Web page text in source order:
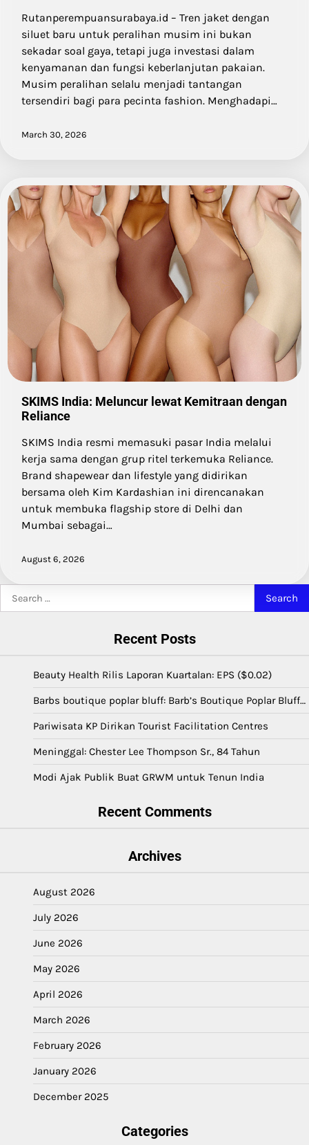
Rutanperempuansurabaya.id – Tren jaket dengan
siluet baru untuk peralihan musim ini bukan
sekadar soal gaya, tetapi juga investasi dalam
kenyamanan dan fungsi keberlanjutan pakaian.
Musim peralihan selalu menjadi tantangan
tersendiri bagi para pecinta fashion. Menghadapi…
March 30, 2026
SKIMS India: Meluncur lewat Kemitraan dengan
Reliance
SKIMS India resmi memasuki pasar India melalui
kerja sama dengan grup ritel terkemuka Reliance.
Brand shapewear dan lifestyle yang didirikan
bersama oleh Kim Kardashian ini direncanakan
untuk membuka flagship store di Delhi dan
Mumbai sebagai…
August 6, 2026
for:
Recent Posts
Beauty Health Rilis Laporan Kuartalan: EPS ($0.02)
Barbs boutique poplar bluff: Barb’s Boutique Poplar Bluff…
Pariwisata KP Dirikan Tourist Facilitation Centres
Meninggal: Chester Lee Thompson Sr., 84 Tahun
Modi Ajak Publik Buat GRWM untuk Tenun India
Recent Comments
Archives
August 2026
July 2026
June 2026
May 2026
April 2026
March 2026
February 2026
January 2026
December 2025
Categories